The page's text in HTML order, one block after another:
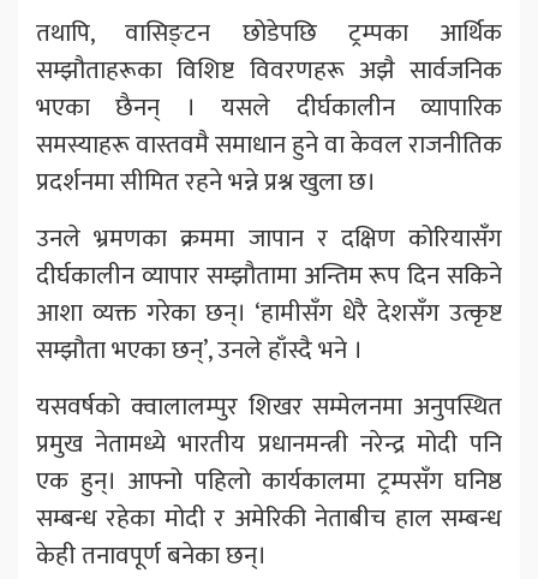
तथापि, वासिङ्टन छोडेपछि ट्रम्पका आर्थिक
सम्झौताहरूका विशिष्ट विवरणहरू अझै सार्वजनिक
भएका छैनन् । यसले दीर्घकालीन व्यापारिक
समस्याहरू वास्तवमै समाधान हुने वा केवल राजनीतिक
प्रदर्शनमा सीमित रहने भन्ने प्रश्न खुला छ।
उनले भ्रमणका क्रममा जापान र दक्षिण कोरियासँग
दीर्घकालीन व्यापार सम्झौतामा अन्तिम रूप दिन सकिने
आशा व्यक्त गरेका छन्। ‘हामीसँग धेरै देशसँग उत्कृष्ट
सम्झौता भएका छन्’, उनले हाँस्दै भने ।
यसवर्षको क्वालालम्पुर शिखर सम्मेलनमा अनुपस्थित
प्रमुख नेतामध्ये भारतीय प्रधानमन्त्री नरेन्द्र मोदी पनि
एक हुन्। आफ्नो पहिलो कार्यकालमा ट्रम्पसँग घनिष्ठ
सम्बन्ध रहेका मोदी र अमेरिकी नेताबीच हाल सम्बन्ध
केही तनावपूर्ण बनेका छन्।